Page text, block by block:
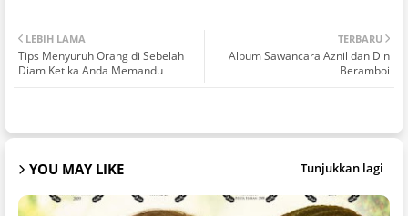
TERBARU
Album Sawancara Aznil dan Din
Beramboi
LEBIH LAMA
Tips Menyuruh Orang di Sebelah
Diam Ketika Anda Memandu
YOU MAY LIKE Tunjukkan lagi